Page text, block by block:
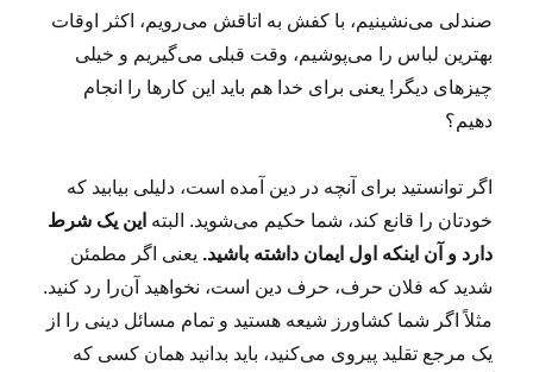
صندلی می‌نشینیم، با کفش به اتاقش می‌رویم، اکثر اوقات
بهترین لباس را می‌پوشیم، وقت قبلی می‌گیریم و خیلی
چیزهای دیگر! یعنی برای خدا هم باید این کارها را انجام
دهیم؟
اگر توانستید برای آنچه در دین آمده است، دلیلی بیابید که
خودتان را قانع کند، شما حکیم می‌شوید. البته این یک شرط
دارد و آن اینکه اول ایمان داشته باشید. یعنی اگر مطمئن
شدید که فلان حرف، حرف دین است، نخواهید آن‌را رد کنید.
مثلاً اگر شما کشاورز شیعه هستید و تمام مسائل دینی را از
یک مرجع تقلید پیروی می‌کنید، باید بدانید همان کسی که